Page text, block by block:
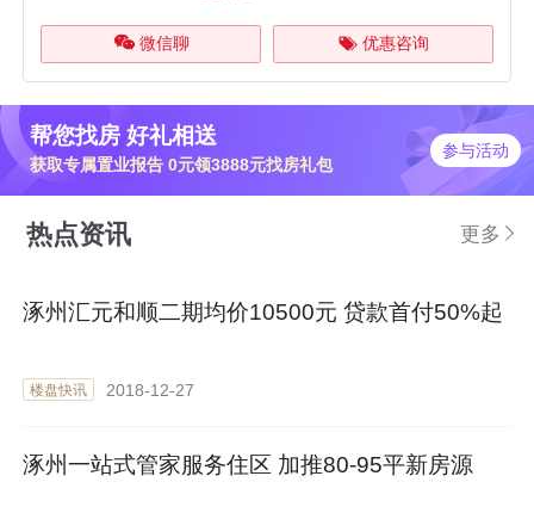
微信聊 优惠咨询
帮您找房 好礼相送
获取专属置业报告 0元领3888元找房礼包
参与活动
热点资讯 更多
涿州汇元和顺二期均价10500元 贷款首付50%起
楼盘快讯 2018-12-27
涿州一站式管家服务住区 加推80-95平新房源